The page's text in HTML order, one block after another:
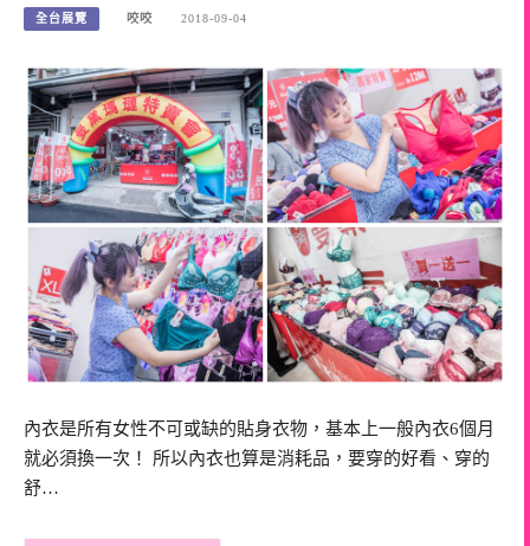
全台展覽 咬咬 2018-09-04
內衣是所有女性不可或缺的貼身衣物，基本上一般內衣6個月
就必須換一次！ 所以內衣也算是消耗品，要穿的好看、穿的
舒…